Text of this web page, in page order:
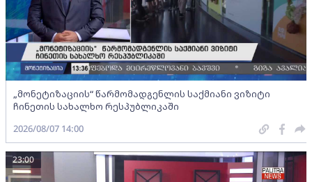
„მონეტიზაციის“ წარმომადგენლის საქმიანი ვიზიტი
ჩინეთის სახალხო რესპუბლიკაში
2026/08/07 14:00
23:00